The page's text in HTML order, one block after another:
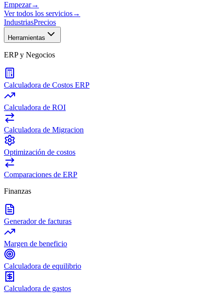
Empezar→
Ver todos los servicios→
IndustriasPrecios
Herramientas
ERP y Negocios
Calculadora de Costos ERP
Calculadora de ROI
Calculadora de Migracion
Optimización de costos
Comparaciones de ERP
Finanzas
Generador de facturas
Margen de beneficio
Calculadora de equilibrio
Calculadora de gastos